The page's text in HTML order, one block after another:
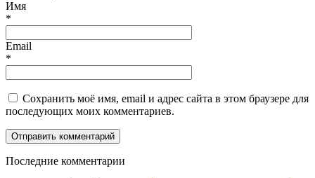
Имя
*
Email
*
Сохранить моё имя, email и адрес сайта в этом браузере для
последующих моих комментариев.
Последние комментарии